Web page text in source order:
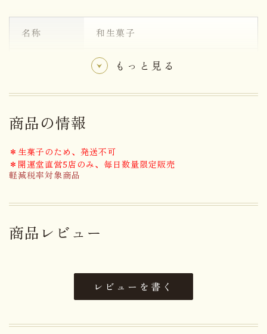
名称 和生菓子
原材料名
栗ペースト(国内製造)、砂糖、栗
甘露煮、もち米粉、還元水飴、凍
結卵白、大手亡、水飴、寒天、で
部に卵・小麦・やまいも・大豆を
含む)
アレルゲン 卵・小麦・やまいも・大豆
消費期限 ２日
6.0×6.0×4.0cm
もっと見る
商品の情報
＊生菓子のため、発送不可
＊開運堂直営5店のみ、毎日数量限定販売
軽減税率対象商品
商品レビュー
レビューを書く